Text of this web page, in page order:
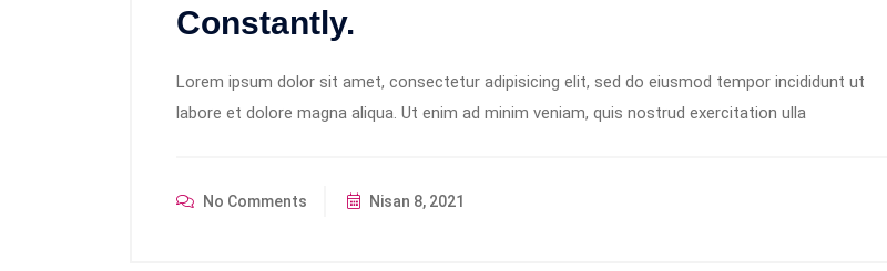
Constantly.
Lorem ipsum dolor sit amet, consectetur adipisicing elit, sed do eiusmod tempor incididunt ut
labore et dolore magna aliqua. Ut enim ad minim veniam, quis nostrud exercitation ulla
No Comments Nisan 8, 2021